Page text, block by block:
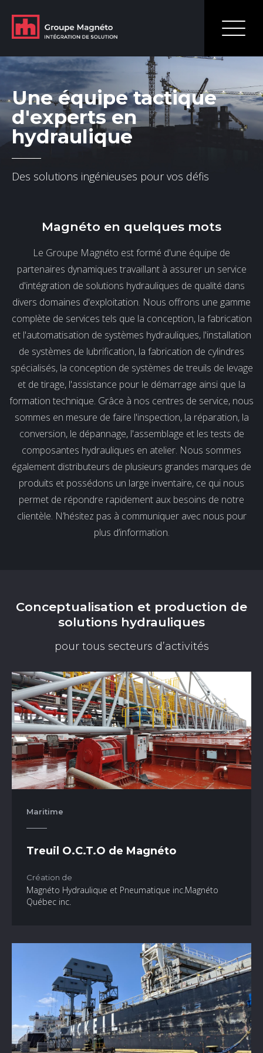
Une équipe tactique
d'experts en
hydraulique
Des solutions ingénieuses pour vos défis
Magnéto en quelques mots
Le Groupe Magnéto est formé d'une équipe de
partenaires dynamiques travaillant à assurer un service
d'intégration de solutions hydrauliques de qualité dans
divers domaines d'exploitation. Nous offrons une gamme
complète de services tels que la conception, la fabrication
et l'automatisation de systèmes hydrauliques, l'installation
de systèmes de lubrification, la fabrication de cylindres
spécialisés, la conception de systèmes de treuils de levage
et de tirage, l'assistance pour le démarrage ainsi que la
formation technique. Grâce à nos centres de service, nous
sommes en mesure de faire l'inspection, la réparation, la
conversion, le dépannage, l'assemblage et les tests de
composantes hydrauliques en atelier. Nous sommes
également distributeurs de plusieurs grandes marques de
produits et possédons un large inventaire, ce qui nous
permet de répondre rapidement aux besoins de notre
clientèle. N’hésitez pas à communiquer avec nous pour
plus d’information.
Conceptualisation et production de
solutions hydrauliques
pour tous secteurs d’activités
Maritime
Treuil O.C.T.O de Magnéto
Création de
Magnéto Hydraulique et Pneumatique inc.Magnéto
Québec inc.